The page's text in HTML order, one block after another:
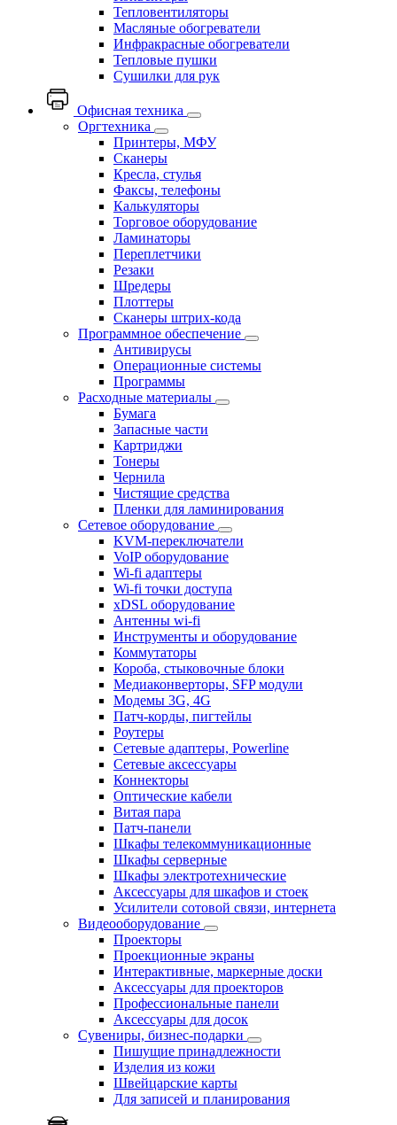
Тепловентиляторы
Масляные обогреватели
Инфракрасные обогреватели
Тепловые пушки
Сушилки для рук
Офисная техника
Оргтехника
Принтеры, МФУ
Сканеры
Кресла, стулья
Факсы, телефоны
Калькуляторы
Торговое оборудование
Ламинаторы
Переплетчики
Резаки
Шредеры
Плоттеры
Сканеры штрих-кода
Программное обеспечение
Антивирусы
Операционные системы
Программы
Расходные материалы
Бумага
Запасные части
Картриджи
Тонеры
Чернила
Чистящие средства
Пленки для ламинирования
Сетевое оборудование
KVM-переключатели
VoIP оборудование
Wi-fi адаптеры
Wi-fi точки доступа
xDSL оборудование
Антенны wi-fi
Инструменты и оборудование
Коммутаторы
Короба, стыковочные блоки
Медиаконверторы, SFP модули
Модемы 3G, 4G
Патч-корды, пигтейлы
Роутеры
Сетевые адаптеры, Powerline
Сетевые аксессуары
Коннекторы
Оптические кабели
Витая пара
Патч-панели
Шкафы телекоммуникационные
Шкафы серверные
Шкафы электротехнические
Аксессуары для шкафов и стоек
Усилители сотовой связи, интернета
Видеооборудование
Проекторы
Проекционные экраны
Интерактивные, маркерные доски
Аксессуары для проекторов
Профессиональные панели
Аксессуары для досок
Сувениры, бизнес-подарки
Пишущие принадлежности
Изделия из кожи
Швейцарские карты
Для записей и планирования